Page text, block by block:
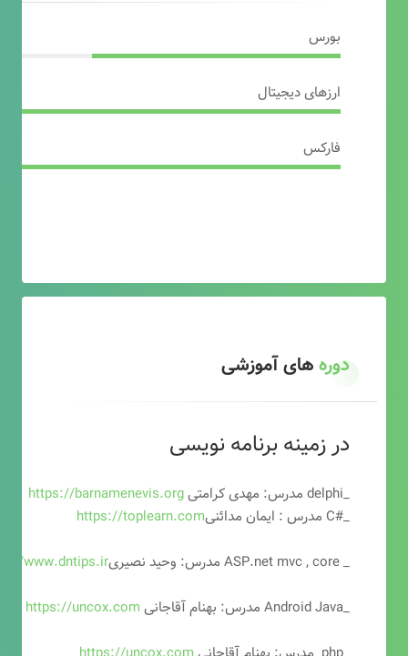
بورس
ارزهای دیجیتال
فارکس
دورههای آموزشی
در زمینه برنامه نویسی
_delphi مدرس: مهدی کرامتی
https://barnamenevis.org
_#C مدرس : ایمان مدائنی
https://toplearn.com
_ ASP.net mvc , core مدرس: وحید نصیری
www.dntips.ir
_Android Java مدرس: بهنام آقاجانی
https://uncox.com